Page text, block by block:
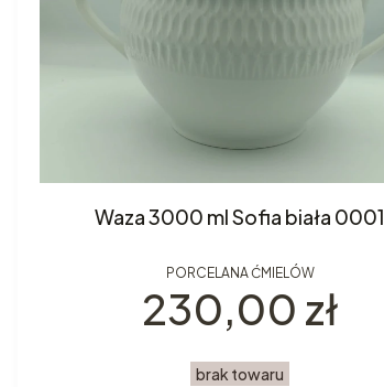
Waza 3000 ml Sofia biała 0001
PORCELANA ĆMIELÓW
Cena
230,00 zł
brak towaru